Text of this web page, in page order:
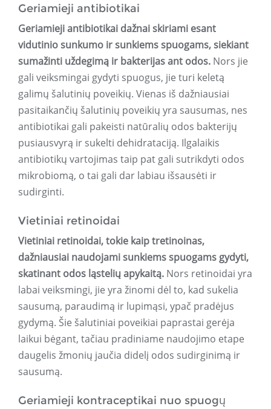
Geriamieji antibiotikai
Geriamieji antibiotikai dažnai skiriami esant
vidutinio sunkumo ir sunkiems spuogams, siekiant
sumažinti uždegimą ir bakterijas ant odos. Nors jie
gali veiksmingai gydyti spuogus, jie turi keletą
galimų šalutinių poveikių. Vienas iš dažniausiai
pasitaikančių šalutinių poveikių yra sausumas, nes
antibiotikai gali pakeisti natūralių odos bakterijų
pusiausvyrą ir sukelti dehidrataciją. Ilgalaikis
antibiotikų vartojimas taip pat gali sutrikdyti odos
mikrobiomą, o tai gali dar labiau išsausėti ir
sudirginti.
Vietiniai retinoidai
Vietiniai retinoidai, tokie kaip tretinoinas,
dažniausiai naudojami sunkiems spuogams gydyti,
skatinant odos ląstelių apykaitą. Nors retinoidai yra
labai veiksmingi, jie yra žinomi dėl to, kad sukelia
sausumą, paraudimą ir lupimąsi, ypač pradėjus
gydymą. Šie šalutiniai poveikiai paprastai gerėja
laikui bėgant, tačiau pradiniame naudojimo etape
daugelis žmonių jaučia didelį odos sudirginimą ir
sausumą.
Geriamieji kontraceptikai nuo spuogų